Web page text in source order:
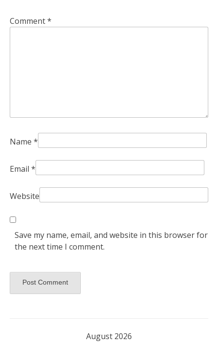
Comment*
Name *
Email *
Website
Save my name, email, and website in this browser for
the next time I comment.
August 2026